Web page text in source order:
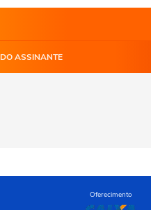
ASSINANTE
Oferecimento